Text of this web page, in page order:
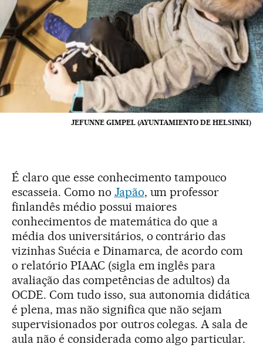
JEFUNNE GIMPEL (AYUNTAMIENTO DE HELSINKI)
É claro que esse conhecimento tampouco
escasseia. Como no Japão, um professor
finlandês médio possui maiores
conhecimentos de matemática do que a
média dos universitários, o contrário das
vizinhas Suécia e Dinamarca, de acordo com
o relatório PIAAC (sigla em inglês para
avaliação das competências de adultos) da
OCDE. Com tudo isso, sua autonomia didática
é plena, mas não significa que não sejam
supervisionados por outros colegas. A sala de
aula não é considerada como algo particular.